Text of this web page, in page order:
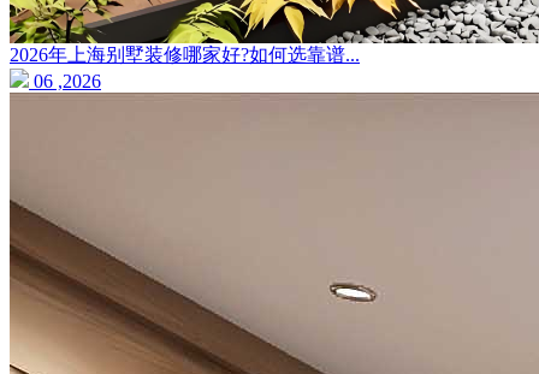
2026年上海别墅装修哪家好?如何选靠谱...
06 ,2026